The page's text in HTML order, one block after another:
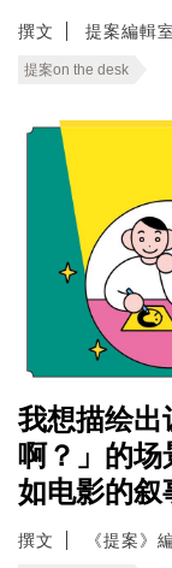
撰文 提案編輯室
提案on the desk
我想描绘出
啊？」的
如电影的叙
撰文 《提案》